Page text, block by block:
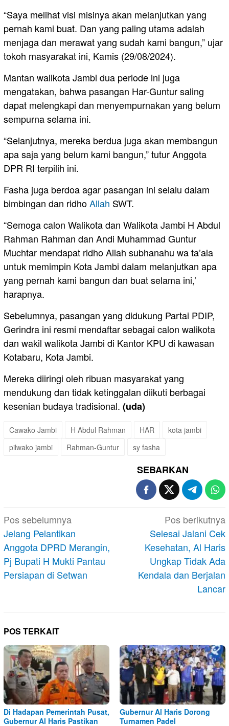
“Saya melihat visi misinya akan melanjutkan yang
pernah kami buat. Dan yang paling utama adalah
menjaga dan merawat yang sudah kami bangun,” ujar
tokoh masyarakat ini, Kamis (29/08/2024).
Mantan walikota Jambi dua periode ini juga
mengatakan, bahwa pasangan Har-Guntur saling
dapat melengkapi dan menyempurnakan yang belum
sempurna selama ini.
“Selanjutnya, mereka berdua juga akan membangun
apa saja yang belum kami bangun,” tutur Anggota
DPR RI terpilih ini.
Fasha juga berdoa agar pasangan ini selalu dalam
bimbingan dan ridhoAllah SWT.
“Semoga calon Walikota dan Walikota Jambi H Abdul
Rahman Rahman dan Andi Muhammad Guntur
Muchtar mendapat ridho Allah subhanahu wa ta’ala
untuk memimpin Kota Jambi dalam melanjutkan apa
yang pernah kami bangun dan buat selama ini,’
harapnya.
Sebelumnya, pasangan yang didukung Partai PDIP,
Gerindra ini resmi mendaftar sebagai calon walikota
dan wakil walikota Jambi di Kantor KPU di kawasan
Kotabaru, Kota Jambi.
Mereka diiringi oleh ribuan masyarakat yang
mendukung dan tidak ketinggalan diikuti berbagai
kesenian budaya tradisional. (uda)
Cawako Jambi H Abdul Rahman HAR
kota jambi
pilwako jambi
Rahman-Guntur sy fasha
SEBARKAN
Navigasi
pos
Pos sebelumnya
Jelang Pelantikan
Anggota DPRD Merangin,
Pj Bupati H Mukti Pantau
Persiapan di Setwan
Pos berikutnya
Selesai Jalani Cek
Kesehatan, Al Haris
Ungkap Tidak Ada
Kendala dan Berjalan
Lancar
POS TERKAIT
Di Hadapan Pemerintah Pusat,
Gubernur Al Haris Pastikan
Gubernur Al Haris Dorong
Turnamen Padel